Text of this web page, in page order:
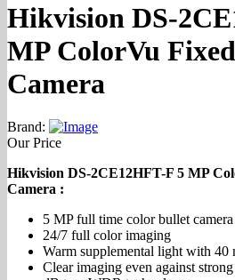
Hikvision DS-
MP ColorVu
Camera
Brand:
Our Price
Hikvision DS-2CE12HFT-F 5 MP
Camera :
5 MP full time color bullet camera
24/7 full color imaging
Warm supplemental light with 40
Clear imaging even against